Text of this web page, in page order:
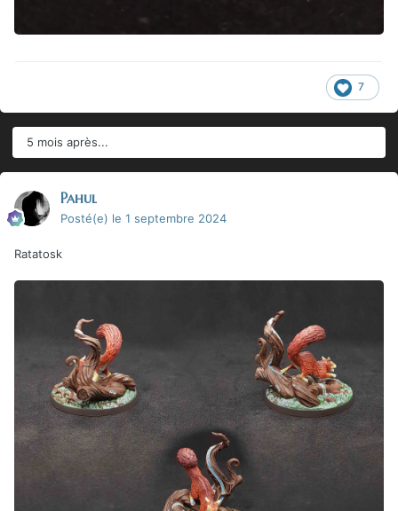
7
5 mois après...
Pahul
Posté(e) le 1 septembre 2024
Ratatosk